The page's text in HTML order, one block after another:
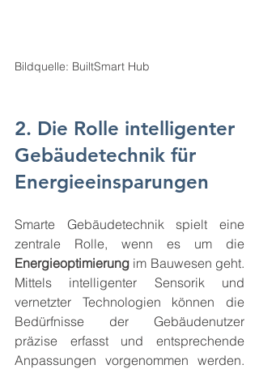
Bildquelle: BuiltSmart Hub
2. Die Rolle intelligenter
Gebäudetechnik für
Energieeinsparungen
Smarte Gebäudetechnik spielt eine
Energieoptimierung im Bauwesen geht.
Mittels intelligenter Sensorik und
vernetzter Technologien können die
Bedürfnisse der Gebäudenutzer
präzise erfasst und entsprechende
Anpassungen vorgenommen werden.